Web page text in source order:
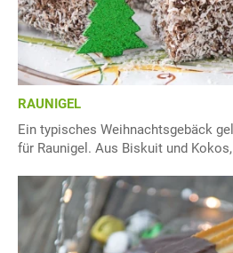
RAUNIGEL
Ein typisches Weihnachtsgebäck
für Raunigel. Aus Biskuit und